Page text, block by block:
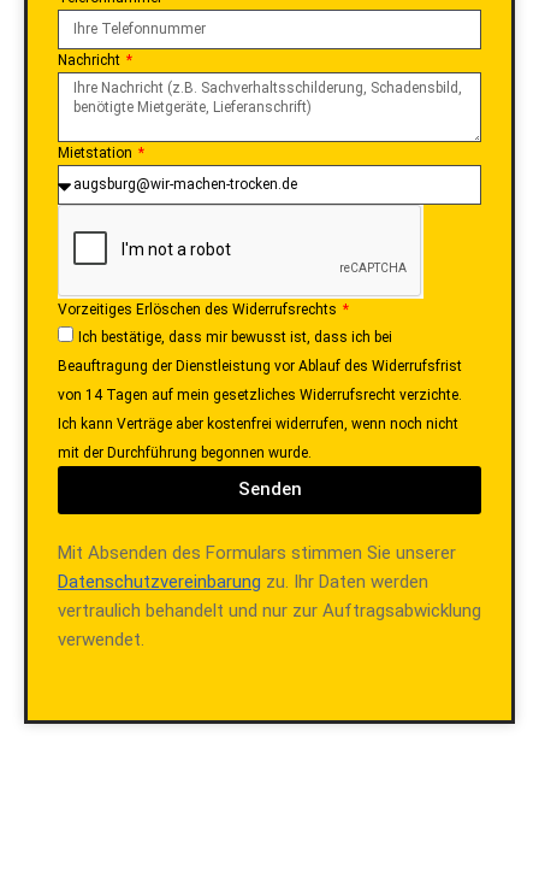
Nachricht
Mietstation
Vorzeitiges Erlöschen des Widerrufsrechts
Ich bestätige, dass mir bewusst ist, dass ich bei
Beauftragung der Dienstleistung vor Ablauf des Widerrufsfrist
von 14 Tagen auf mein gesetzliches Widerrufsrecht verzichte.
Ich kann Verträge aber kostenfrei widerrufen, wenn noch nicht
mit der Durchführung begonnen wurde.
Senden
Mit Absenden des Formulars stimmen Sie unserer
Datenschutzvereinbarung zu. Ihr Daten werden
vertraulich behandelt und nur zur Auftragsabwicklung
verwendet.